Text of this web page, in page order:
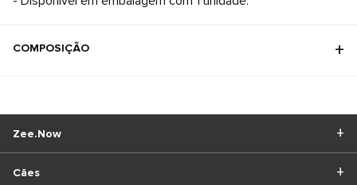
COMPOSIÇÃO
Cães
Zee.Now